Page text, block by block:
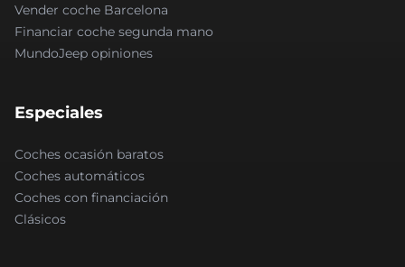
Vender coche Barcelona
Financiar coche segunda mano
MundoJeep opiniones
Especiales
Coches ocasión baratos
Coches automáticos
Coches con financiación
Clásicos